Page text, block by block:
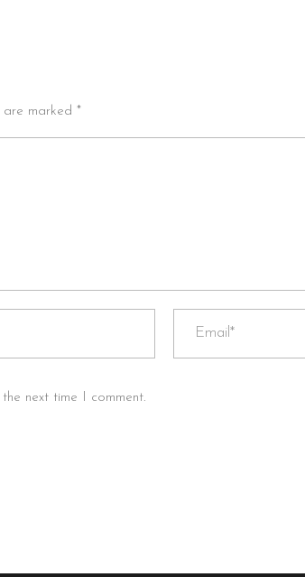
are marked *
next time I comment.